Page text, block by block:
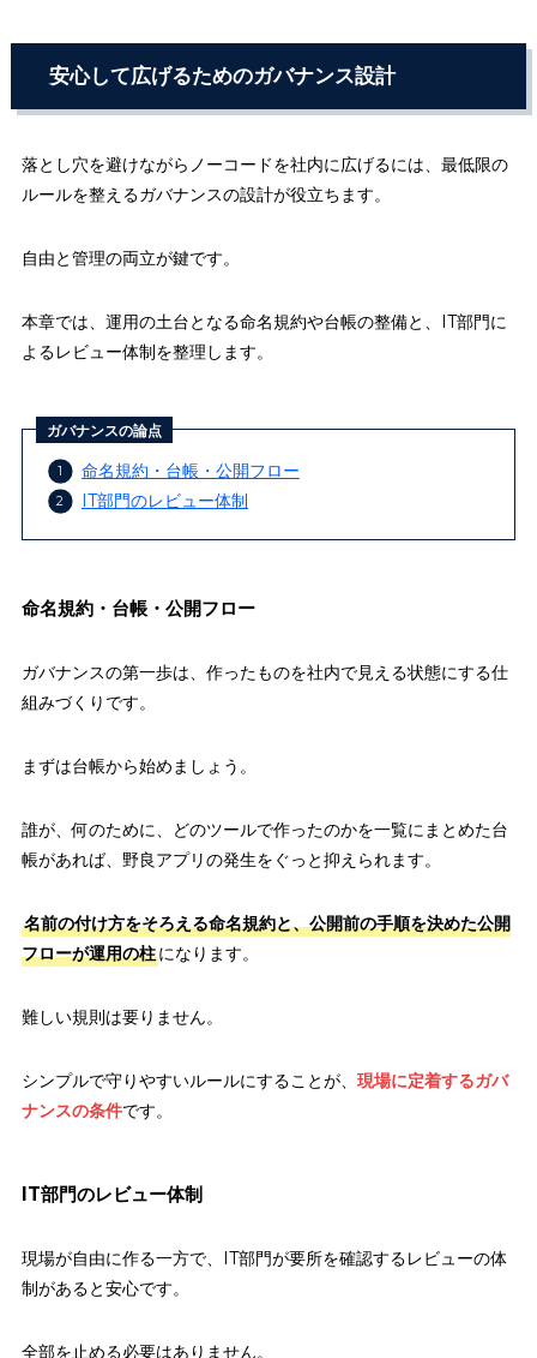
安心して広げるためのガバナンス設計
落とし穴を避けながらノーコードを社内に広げるには、最低限の
ルールを整えるガバナンスの設計が役立ちます。
自由と管理の両立が鍵です。
本章では、運用の土台となる命名規約や台帳の整備と、IT部門に
よるレビュー体制を整理します。
ガバナンスの論点
命名規約・台帳・公開フロー
IT部門のレビュー体制
命名規約・台帳・公開フロー
ガバナンスの第一歩は、作ったものを社内で見える状態にする仕
組みづくりです。
まずは台帳から始めましょう。
誰が、何のために、どのツールで作ったのかを一覧にまとめた台
帳があれば、野良アプリの発生をぐっと抑えられます。
名前の付け方をそろえる命名規約と、公開前の手順を決めた公開
フローが運用の柱になります。
難しい規則は要りません。
シンプルで守りやすいルールにすることが、 現場に定着するガバ
ナンスの条件です。
IT部門のレビュー体制
現場が自由に作る一方で、IT部門が要所を確認するレビューの体
制があると安心です。
全部を止める必要はありません。